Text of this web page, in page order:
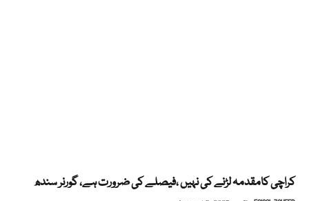
کراچی کامقدمہ لڑنے کی نہیں ،فیصلے کی ضرورت ہے، گورنر سندھ